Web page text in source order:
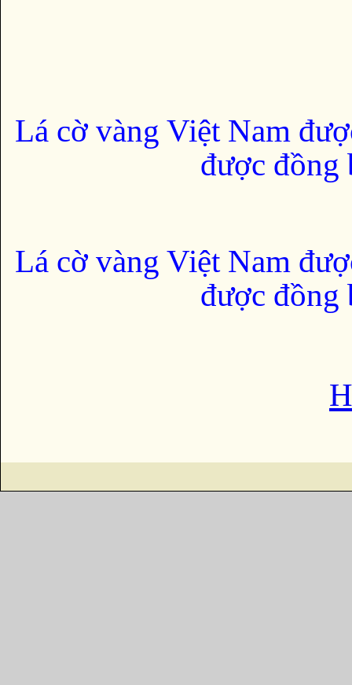
Lá cờ vàng Việt Nam
được đồng
Lá cờ vàng Việt Nam
được đồng